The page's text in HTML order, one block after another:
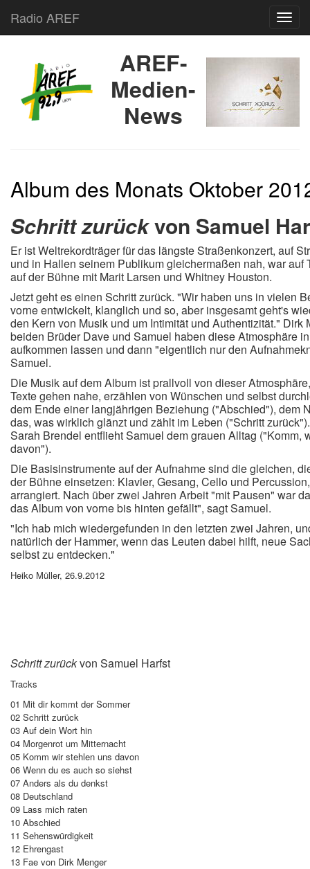
Radio AREF
AREF-
Medien-
News
Album des Monats Oktober
Schritt zurückvon Samuel
Er ist Weltrekordträger für das längste Straßenkonzert, auf
und in Hallen seinem Publikum gleichermaßen nah, war auf
auf der Bühne mit Marit Larsen und Whitney Houston.
Jetzt geht es einen Schritt zurück. "Wir haben uns in vielen
vorne entwickelt, klanglich und so, aber insgesamt geht's
den Kern von Musik und um Intimität und Authentizität." Dirk
beiden Brüder Dave und Samuel haben diese Atmosphäre
aufkommen lassen und dann "eigentlich nur den
Samuel.
Die Musik auf dem Album ist prallvoll von dieser
Texte gehen nahe, erzählen von Wünschen und selbst
dem Ende einer langjährigen Beziehung ("Abschied"), dem
das, was wirklich glänzt und zählt im Leben ("Schritt
Sarah Brendel entflieht Samuel dem grauen Alltag ("Komm,
davon").
Die Basisinstrumente auf der Aufnahme sind die gleichen,
der Bühne einsetzen: Klavier, Gesang, Cello und
arrangiert. Nach über zwei Jahren Arbeit "mit Pausen" war
das Album von vorne bis hinten gefällt", sagt Samuel.
"Ich hab mich wiedergefunden in den letzten zwei Jahren,
natürlich der Hammer, wenn das Leuten dabei hilft, neue
selbst zu entdecken."
Heiko Müller, 26.9.2012
Schritt zurückvon Samuel Harfst
Tracks
01 Mit dir kommt der Sommer
02 Schritt zurück
03 Auf dein Wort hin
04 Morgenrot um Mitternacht
05 Komm wir stehlen uns davon
06 Wenn du es auch so siehst
07 Anders als du denkst
08 Deutschland
09 Lass mich raten
10 Abschied
11 Sehenswürdigkeit
12 Ehrengast
13 Fae von Dirk Menger